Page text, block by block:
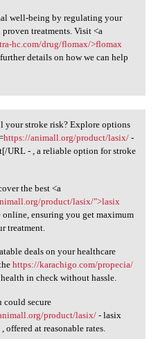
well-being by regulating your
treatments. Visit <a
hc.com/drug/flomax/>flomax
details on how we can help
your stroke
your stroke risk? Explore options
https://animall.org/product/lasix/-
URL - , a reliable option for stroke
the best <a
product/lasix/">lasix
ensuring you get maximum
treatment.
deals on your healthcare
https://karachigo.com/propecia/
in check without hassle.
could secure
product/lasix/- lasix
offered at reasonable rates.